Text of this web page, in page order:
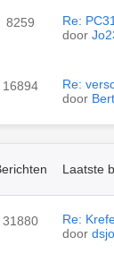
8259
Re:
door
16894
Re:
door
Laatste
31880
Re:
door